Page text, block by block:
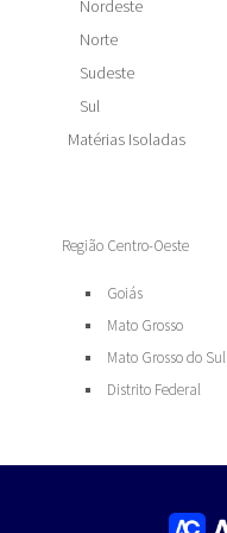
Nordeste
Norte
Sudeste
Sul
Matérias Isoladas
Região Centro-Oeste
Goiás
Mato Grosso
Mato Grosso do Sul
Distrito Federal